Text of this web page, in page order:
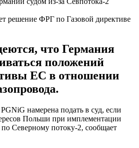
решение ФРГ по Газовой директиве
что Германия
положений
ЕС в отношении
намерена подать в суд, если
Польши при имплементации
Северному потоку-2, сообщает